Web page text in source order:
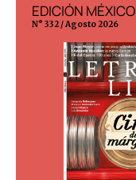
EDICIÓN MÉXICO
N° 332 / Agosto 2026